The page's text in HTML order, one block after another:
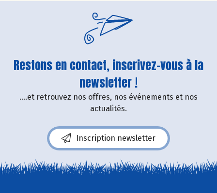
Restons en contact, inscrivez-vous à la
newsletter !
....et retrouvez nos offres, nos événements et nos
actualités.
Inscription newsletter